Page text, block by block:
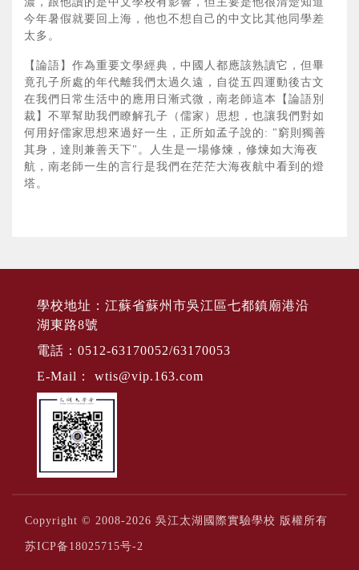
今年暑假就要回上海，他也不想自己的中文比其他同學差
太多。
【論語】作為重要文學經典，中國人都應該熟讀它，但畢
竟孔子所處的年代離我們太過久遠，自從五四運動後古文
在我們日常生活中的應用日漸式微，南老師這本【論語別
裁】不單幫助我們瞭解孔子（儒家）思想，也讓我們對如
何用好儒家思想來過好一生，正所如孟子說的: "窮則獨善
其身，達則兼善天下"。人生是一場修煉，修煉如大海夜
航，南老師一生的言行是我們在茫茫大海夜航中看到的燈
塔。
學校地址：江蘇省蘇州市吳江區七都鎮廟港沿
湖東路8號
電話：0512-63170052/63170053
E-Mail： wtis@vip.163.com
Copyright © 2008-2026 吳江太湖國際實驗學校 版權所有
苏ICP备18025715号-2